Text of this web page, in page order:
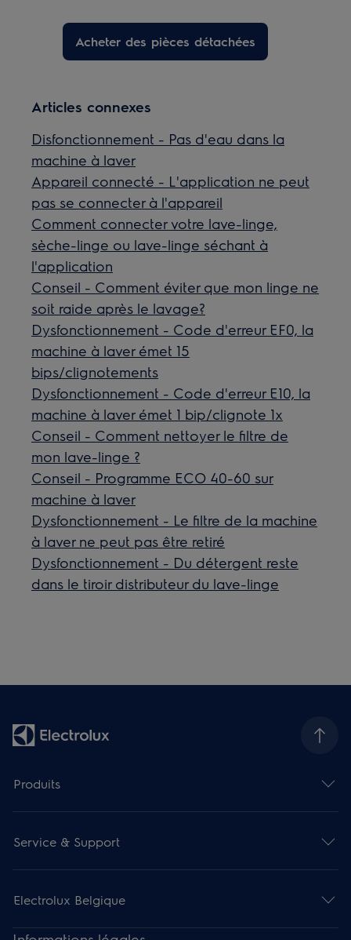
Acheter des pièces détachées
Articles connexes
Disfonctionnement - Pas d'eau dans la
machine à laver
Appareil connecté - L'application ne peut
pas se connecter à l'appareil
Comment connecter votre lave-linge,
sèche-linge ou lave-linge séchant à
l'application
Conseil - Comment éviter que mon linge ne
soit raide après le lavage?
Dysfonctionnement - Code d'erreur EF0, la
machine à laver émet 15
bips/clignotements
Dysfonctionnement - Code d'erreur E10, la
machine à laver émet 1 bip/clignote 1x
Conseil - Comment nettoyer le filtre de
mon lave-linge ?
Conseil - Programme ECO 40-60 sur
machine à laver
Dysfonctionnement - Le filtre de la machine
à laver ne peut pas être retiré
Dysfonctionnement - Du détergent reste
dans le tiroir distributeur du lave-linge
Produits
Service & Support
Electrolux Belgique